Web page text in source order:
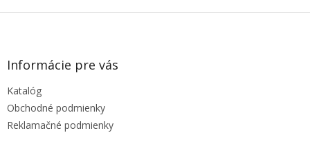
Z
Informácie pre vás
Katalóg
Obchodné podmienky
Reklamačné podmienky